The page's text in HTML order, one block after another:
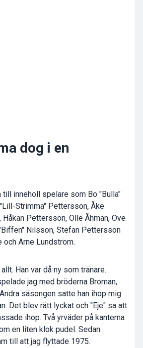
dog i en
till innehöll spelare som Bo "Bulla"
Strimma" Pettersson, Åke
Håkan Pettersson, Olle Åhman, Ove
Nilsson, Stefan Pettersson
och Arne Lundström.
Han var då ny som tränare.
jag med bröderna Broman,
säsongen satte han ihop mig
Det blev rätt lyckat och "Eje" sa att
ihop. Två yrväder på kanterna
en liten klok pudel. Sedan
till att jag flyttade 1975.